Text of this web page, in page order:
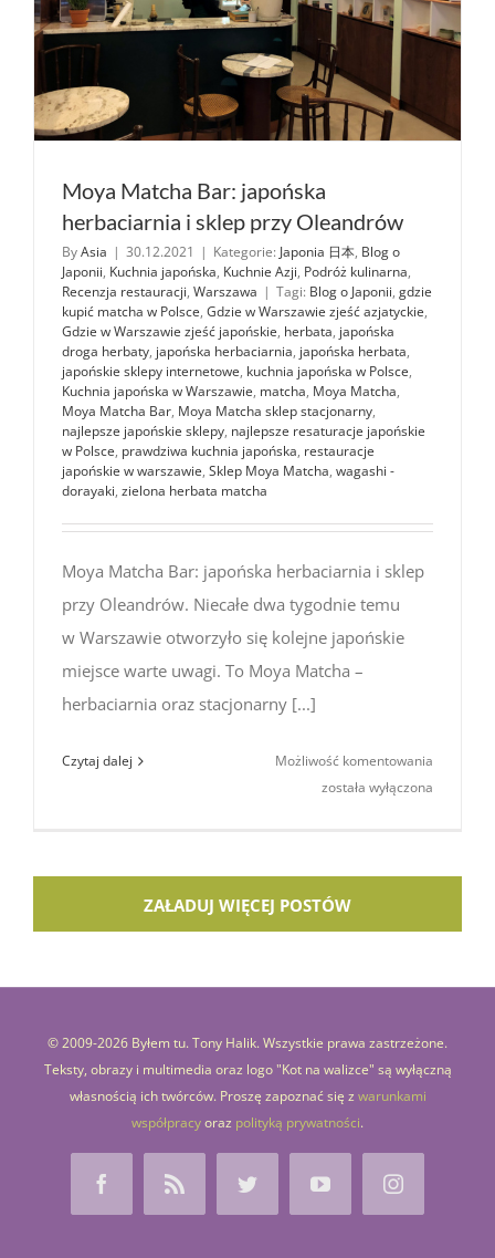
Moya Matcha Bar: japońska
herbaciarnia i sklep przy Oleandrów
ByAsia | 30.12.2021 | Kategorie: Japonia 日本, Blog o
Japonii, Kuchnia japońska, Kuchnie Azji, Podróż kulinarna,
Recenzja restauracji, Warszawa | Tagi: Blog o Japonii, gdzie
kupić matcha w Polsce, Gdzie w Warszawie zjeść azjatyckie,
Gdzie w Warszawie zjeść japońskie, herbata, japońska
droga herbaty, japońska herbaciarnia, japońska herbata,
japońskie sklepy internetowe, kuchnia japońska w Polsce,
Kuchnia japońska w Warszawie, matcha, Moya Matcha,
Moya Matcha Bar, Moya Matcha sklep stacjonarny,
najlepsze japońskie sklepy, najlepsze resaturacje japońskie
w Polsce, prawdziwa kuchnia japońska, restauracje
japońskie w warszawie, Sklep Moya Matcha, wagashi -
dorayaki, zielona herbata matcha
Moya Matcha Bar: japońska herbaciarnia i sklep
przy Oleandrów. Niecałe dwa tygodnie temu
w Warszawie otworzyło się kolejne japońskie
miejsce warte uwagi. To Moya Matcha –
herbaciarnia oraz stacjonarny [...]
Czytaj dalej Możliwość komentowania
została wyłączona
ZAŁADUJ WIĘCEJ POSTÓW
© 2009-2026 Byłem tu. Tony Halik. Wszystkie prawa zastrzeżone.
Teksty, obrazy i multimedia oraz logo "Kot na walizce" są wyłączną
własnością ich twórców. Proszę zapoznać się z warunkami
współpracyoraz polityką prywatności.
FacebookRss Twitter YouTubeInstagram